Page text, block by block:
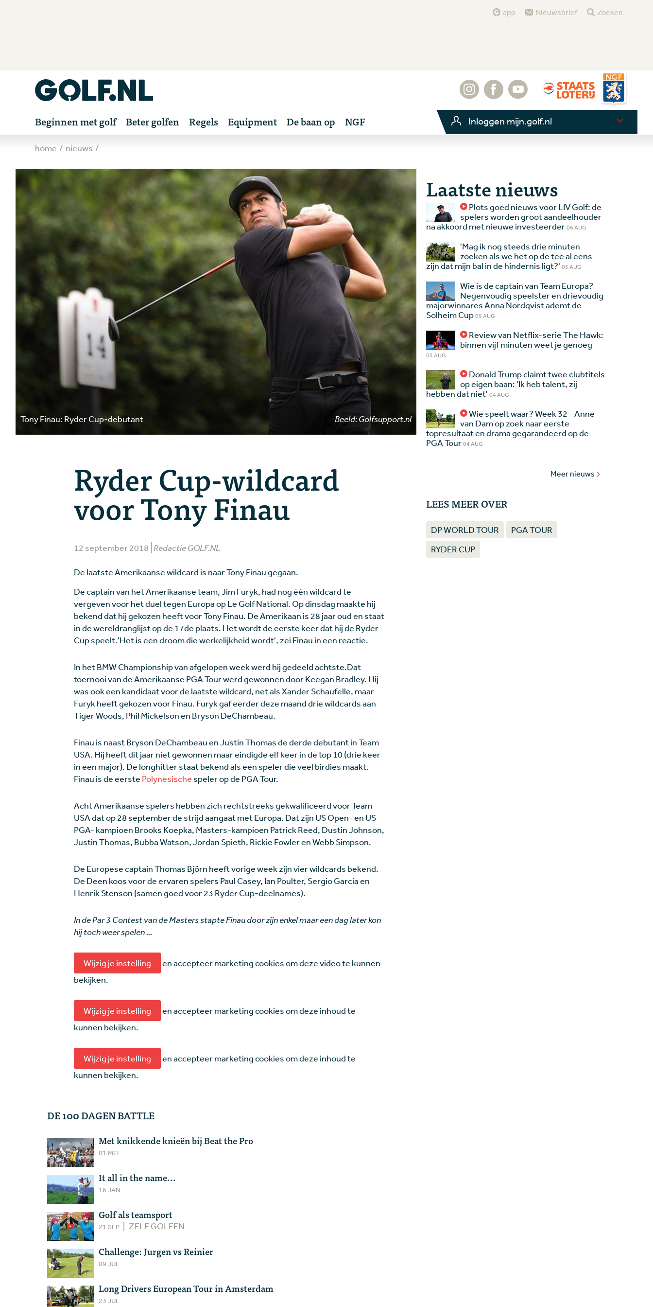
app Nieuwsbrief Zoeken
Beginnen met golf Beter golfen Regels Equipment De baan op NGF Inloggen mijn.golf.nl
home nieuws
Tony Finau: Ryder Cup-debutant Beeld: Golfsupport.nl
Ryder Cup-wildcard
voor Tony Finau
12 september 2018 Redactie GOLF.NL
De laatste Amerikaanse wildcard is naar Tony Finau gegaan.
De captain van het Amerikaanse team, Jim Furyk, had nog één wildcard te
vergeven voor het duel tegen Europa op Le Golf National. Op dinsdag maakte hij
bekend dat hij gekozen heeft voor Tony Finau. De Amerikaan is 28 jaar oud en staat
in de wereldranglijst op de 17de plaats. Het wordt de eerste keer dat hij de Ryder
Cup speelt.'Het is een droom die werkelijkheid wordt', zei Finau in een reactie.
In het BMW Championship van afgelopen week werd hij gedeeld achtste.Dat
toernooi van de Amerikaanse PGA Tour werd gewonnen door Keegan Bradley. Hij
was ook een kandidaat voor de laatste wildcard, net als Xander Schaufelle, maar
Furyk heeft gekozen voor Finau. Furyk gaf eerder deze maand drie wildcards aan
Tiger Woods, Phil Mickelson en Bryson DeChambeau.
Finau is naast Bryson DeChambeau en Justin Thomas de derde debutant in Team
USA. Hij heeft dit jaar niet gewonnen maar eindigde elf keer in de top 10 (drie keer
in een major). De longhitter staat bekend als een speler die veel birdies maakt.
Finau is de eerste Polynesische speler op de PGA Tour.
Acht Amerikaanse spelers hebben zich rechtstreeks gekwalificeerd voor Team
USA dat op 28 september de strijd aangaat met Europa. Dat zijn US Open- en US
PGA- kampioen Brooks Koepka, Masters-kampioen Patrick Reed, Dustin Johnson,
Justin Thomas, Bubba Watson, Jordan Spieth, Rickie Fowler en Webb Simpson.
De Europese captain Thomas Björn heeft vorige week zijn vier wildcards bekend.
De Deen koos voor de ervaren spelers Paul Casey, Ian Poulter, Sergio Garcia en
Henrik Stenson (samen goed voor 23 Ryder Cup-deelnames).
In de Par 3 Contest van de Masters stapte Finau door zijn enkel maar een dag later kon
hij toch weer spelen ...
Wijzig je instelling
en accepteer marketing cookies om deze video te kunnen
bekijken.
Wijzig je instelling
en accepteer marketing cookies om deze inhoud te
kunnen bekijken.
Wijzig je instelling
en accepteer marketing cookies om deze inhoud te
kunnen bekijken.
DE 100 DAGEN BATTLE
Met knikkende knieën bij Beat the Pro
01 MEI
It all in the name...
16 JAN
Golf als teamsport
21 SEP ZELF GOLFEN
Challenge: Jurgen vs Reinier
09 JUL
Long Drivers European Tour in Amsterdam
23 JUL
Laatste nieuws
Plots goed nieuws voor LIV Golf: de
spelers worden groot aandeelhouder
na akkoord met nieuwe investeerder06 AUG
'Mag ik nog steeds drie minuten
zoeken als we het op de tee al eens
zijn dat mijn bal in de hindernis ligt?' 05 AUG
Wie is de captain van Team Europa?
Negenvoudig speelster en drievoudig
majorwinnares Anna Nordqvist ademt de
Solheim Cup05 AUG
Review van Netflix-serie The Hawk:
binnen vijf minuten weet je genoeg
05 AUG
Donald Trump claimt twee clubtitels
op eigen baan: 'Ik heb talent, zij
hebben dat niet' 04 AUG
Wie speelt waar? Week 32 - Anne
van Dam op zoek naar eerste
topresultaat en drama gegarandeerd op de
PGA Tour04 AUG
Meer nieuws
LEES MEER OVER
DP WORLD TOUR
PGA TOUR
RYDER CUP